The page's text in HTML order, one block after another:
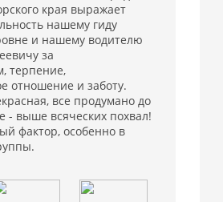
края выражает
нашему гиду
и нашему водителю
за
терпение,
отношение и заботу.
все продумано до
- выше всяческих похвал!
фактор, особенно в